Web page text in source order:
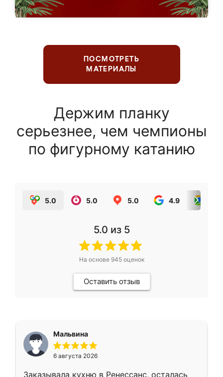
ПОСМОТРЕТЬ
МАТЕРИАЛЫ
Держим планку
серьезнее, чем чемпионы
по фигурному катанию
5.0 5.0 5.0 4.9
5.0 из 5
На основе 945оценок
Оставить отзыв
Мальвина
6 августа 2026
Заказывала кухню в Ренессанс, осталась